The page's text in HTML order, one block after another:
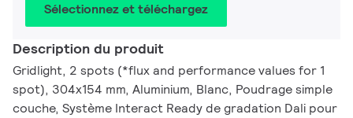
Sélectionnez et téléchargez
Description du produit
Gridlight, 2 spots (*flux and performance values for 1
spot), 304x154 mm, Aluminium, Blanc, Poudrage simple
couche, Système Interact Ready de gradation Dali pour